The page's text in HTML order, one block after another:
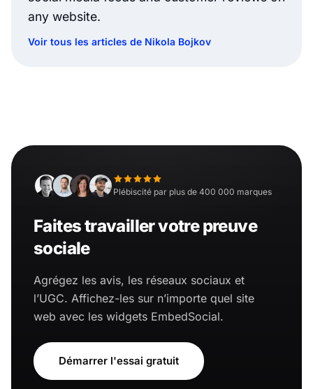
any website.
Voir tous les articles de Nikola Bojkov
Plébiscité par plus de 400 000 marques
Faites travailler votre preuve
sociale
Agrégez les avis, les réseaux sociaux et
l’UGC. Affichez-les sur n’importe quel site
web avec les widgets EmbedSocial.
Démarrer l'essai gratuit